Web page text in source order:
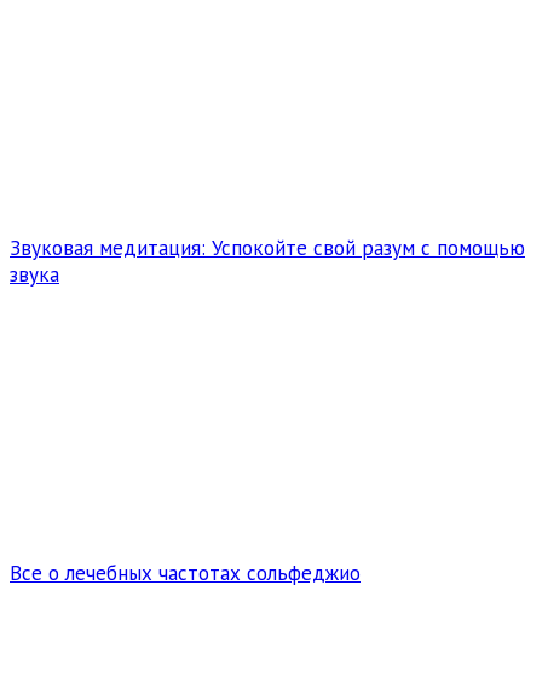
Звуковая медитация: Успокойте свой разум с помощью
звука
Все о лечебных частотах сольфеджио